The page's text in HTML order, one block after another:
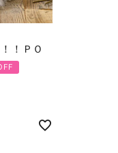
！ＰＯ